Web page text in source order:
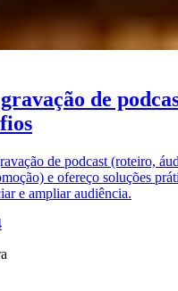
de
de podcast (roteiro,
e ofereço soluções
e ampliar audiência.